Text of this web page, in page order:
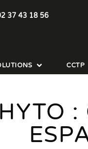
37 43 18 56
CCTP
: